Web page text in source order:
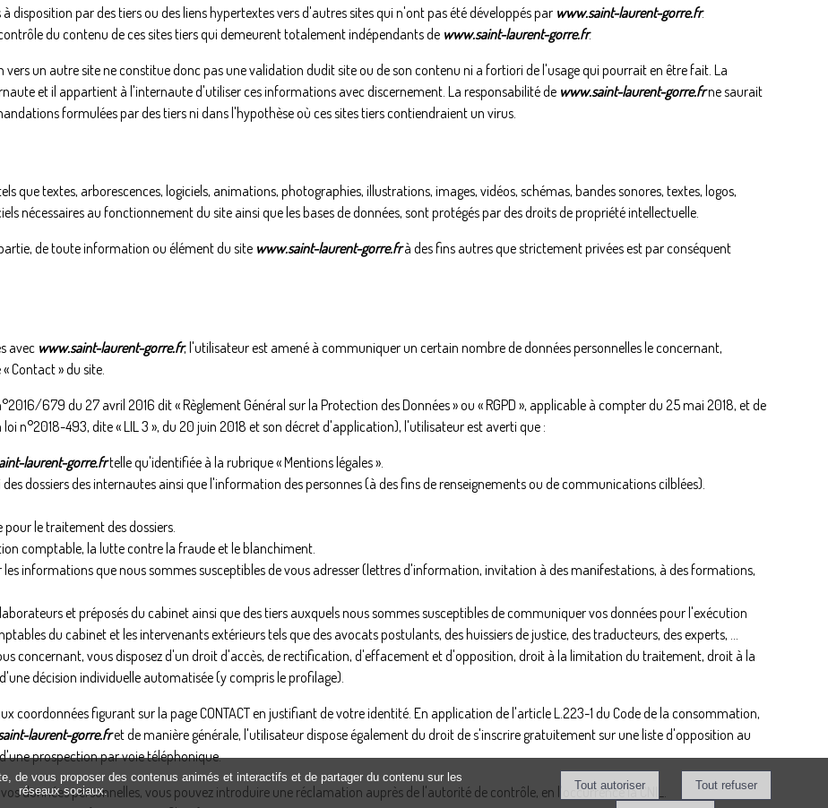
disposition par des tiers ou des liens hypertextes vers d'autres sites qui n'ont pas été développés par www.saint-laurent-gorre.fr.
du contenu de ces sites tiers qui demeurent totalement indépendants de www.saint-laurent-gorre.fr.
vers un autre site ne constitue donc pas une validation dudit site ou de son contenu ni a fortiori de l'usage qui pourrait en être fait. La
et il appartient à l'internaute d'utiliser ces informations avec discernement. La responsabilité de www.saint-laurent-gorre.frne saurait
formulées par des tiers ni dans l'hypothèse où ces sites tiers contiendraient un virus.
que textes, arborescences, logiciels, animations, photographies, illustrations, images, vidéos, schémas, bandes sonores, textes, logos,
nécessaires au fonctionnement du site ainsi que les bases de données, sont protégés par des droits de propriété intellectuelle.
de toute information ou élément du site www.saint-laurent-gorre.frà des fins autres que strictement privées est par conséquent
avec www.saint-laurent-gorre.fr, l'utilisateur est amené à communiquer un certain nombre de données personnelles le concernant,
Contact » du site.
679 du 27 avril 2016 dit « Règlement Général sur la Protection des Données » ou « RGPD », applicable à compter du 25 mai 2018, et de
n°2018-493, dite « LIL 3 », du 20 juin 2018 et son décret d'application), l'utilisateur est averti que :
laurent-gorre.frtelle qu'identifiée à la rubrique « Mentions légales ».
dossiers des internautes ainsi que l'information des personnes (à des fins de renseignements ou de communications cilblées).
le traitement des dossiers.
comptable, la lutte contre la fraude et le blanchiment.
informations que nous sommes susceptibles de vous adresser (lettres d'information, invitation à des manifestations, à des formations,
et préposés du cabinet ainsi que des tiers auxquels nous sommes susceptibles de communiquer vos données pour l'exécution
du cabinet et les intervenants extérieurs tels que des avocats postulants, des huissiers de justice, des traducteurs, des experts, …
concernant, vous disposez d'un droit d'accès, de rectification, d'effacement et d'opposition, droit à la limitation du traitement, droit à la
décision individuelle automatisée (y compris le profilage).
coordonnées figurant sur la page CONTACT en justifiant de votre identité. En application de l'article L.223-1 du Code de la consommation,
laurent-gorre.fret de manière générale, l'utilisateur dispose également du droit de s'inscrire gratuitement sur une liste d'opposition au
prospection par voie téléphonique.
données personnelles, vous pouvez introduire une réclamation auprès de l'autorité de contrôle, en l'occurrence laCNIL.
de vous proposer des contenus animés et interactifs et de partager du contenu sur les
réseaux sociaux.